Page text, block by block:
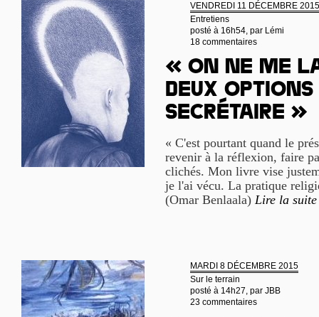
VENDREDI 11 DÉCEMBRE 2015
Entretiens
posté à 16h54, par Lémi
18 commentaires
« On ne me
deux options
secrétaire »
« C'est pourtant quand le
revenir à la réflexion, faire
clichés. Mon livre vise
je l'ai vécu. La pratique
(Omar Benlaala) Lire la suite
MARDI 8 DÉCEMBRE 2015
Sur le terrain
posté à 14h27, par JBB
23 commentaires